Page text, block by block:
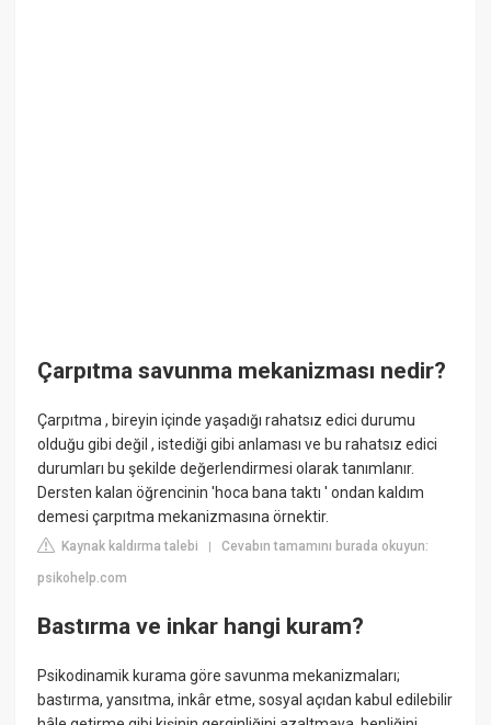
Çarpıtma savunma mekanizması nedir?
Çarpıtma , bireyin içinde yaşadığı rahatsız edici durumu
olduğu gibi değil , istediği gibi anlaması ve bu rahatsız edici
durumları bu şekilde değerlendirmesi olarak tanımlanır.
Dersten kalan öğrencinin 'hoca bana taktı ' ondan kaldım
demesi çarpıtma mekanizmasına örnektir.
Kaynak kaldırma talebi |Cevabın tamamını burada okuyun:
psikohelp.com
Bastırma ve inkar hangi kuram?
Psikodinamik kurama göre savunma mekanizmaları;
bastırma, yansıtma, inkâr etme, sosyal açıdan kabul edilebilir